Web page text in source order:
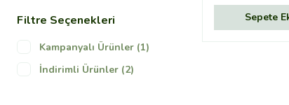
Filtre Seçenekleri
Kampanyalı Ürünler (1)
İndirimli Ürünler (2)
Sepete